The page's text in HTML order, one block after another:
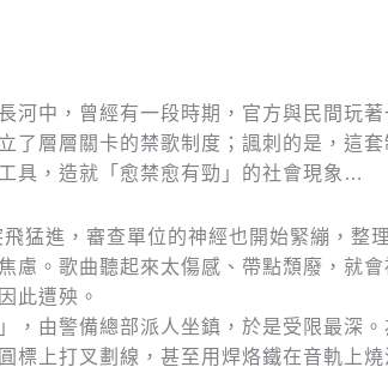
河中，曾經有一段時期，官方與民間玩
了層層關卡的禁歌制度；諷刺的是，這
具，造就「愈禁愈有勁」的社會現象…
猛進，審查單位的神經也開始緊繃，整
慮。歌曲聽起來太傷感、帶點頹廢，就
此遭殃。
，由警備總部派人坐鎮，於是受限最深
標上打叉劃線，甚至用焊烙鐵在音軌上